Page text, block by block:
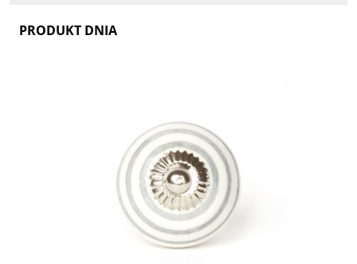
PRODUKT DNIA